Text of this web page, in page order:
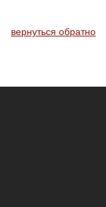
вернуться обратно